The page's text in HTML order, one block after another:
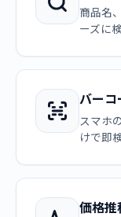
商品名
ーズに
バーコ
スマホ
けで即
価格推